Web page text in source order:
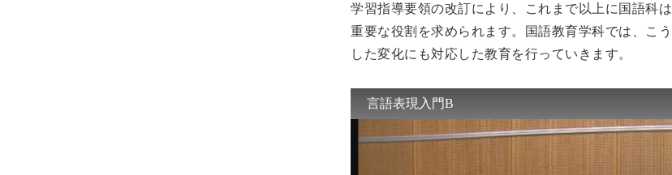
学習指導要領の改訂により、これまで以上に国語科は
重要な役割を求められます。国語教育学科では、こう
した変化にも対応した教育を行っていきます。